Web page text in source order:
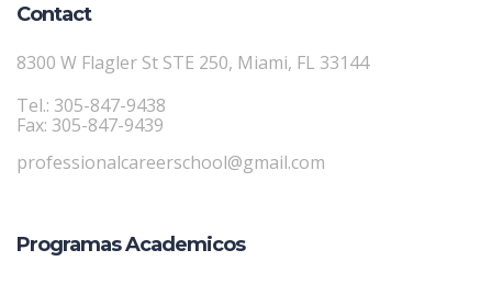
Contact
8300 W Flagler St STE 250, Miami, FL 33144
Tel.: 305-847-9438
Fax: 305-847-9439
professionalcareerschool@gmail.com
Programas Academicos